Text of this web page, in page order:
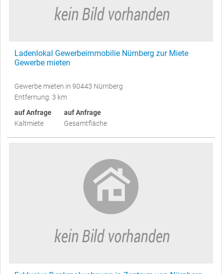
Ladenlokal Gewerbeimmobilie Nürnberg zur Miete
Gewerbe mieten
Gewerbe mieten in 90443 Nürnberg
Entfernung: 3 km
auf Anfrage
Kaltmiete
auf Anfrage
Gesamtfläche